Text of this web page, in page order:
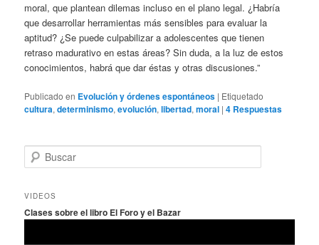
moral, que plantean dilemas incluso en el plano legal. ¿Habría
que desarrollar herramientas más sensibles para evaluar la
aptitud? ¿Se puede culpabilizar a adolescentes que tienen
retraso madurativo en estas áreas? Sin duda, a la luz de estos
conocimientos, habrá que dar éstas y otras discusiones.”
Publicado en Evolución y órdenes espontáneos | Etiquetado
cultura,determinismo,evolución,libertad,moral |4 Respuestas
u
c
r
VIDEOS
Clases sobre el libro El Foro y el Bazar